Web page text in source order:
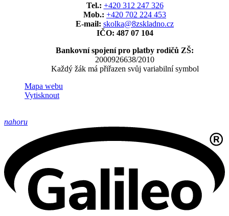
Tel.: +420 312 247 326
Mob.: +420 702 224 453
E-mail: skolka@8zskladno.cz
IČO: 487 07 104
Bankovní spojení pro platby rodičů ZŠ:
2000926638/2010
Každý žák má přiřazen svůj variabilní symbol
Mapa webu
Vytisknout
nahoru